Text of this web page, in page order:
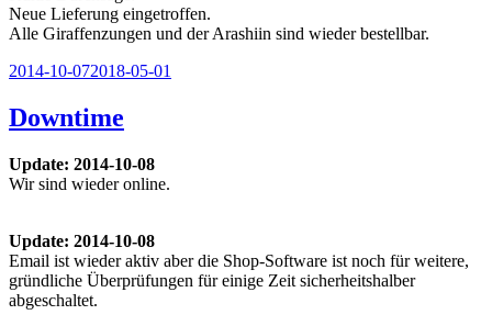
Neue Lieferung eingetroffen.
Alle Giraffenzungen und der Arashiin sind wieder bestellbar.
Veröffentlicht
2014-10-072018-05-01
Downtime
Update: 2014-10-08
Wir sind wieder online.
Update: 2014-10-08
Email ist wieder aktiv aber die Shop-Software ist noch für weitere,
gründliche Überprüfungen für einige Zeit sicherheitshalber
abgeschaltet.